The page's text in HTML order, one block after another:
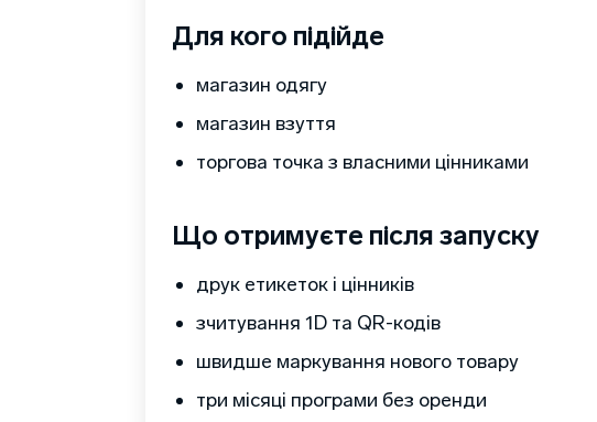
Для кого підійде
магазин одягу
магазин взуття
торгова точка з власними цінниками
Що отримуєте після запуску
друк етикеток і цінників
зчитування 1D та QR-кодів
швидше маркування нового товару
три місяці програми без оренди